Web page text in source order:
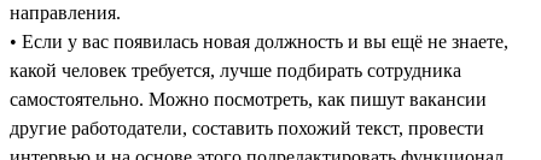
направления.
• Если у вас появилась новая должность и вы ещё не знаете,
какой человек требуется, лучше подбирать сотрудника
самостоятельно. Можно посмотреть, как пишут вакансии
другие работодатели, составить похожий текст, провести